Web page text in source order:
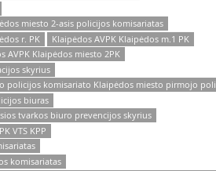
miesto 2-asis policijos komisariatas
r. PK
Klaipėdos AVPK Klaipėdos m.1 PK
AVPK Klaipėdos miesto 2PK
skyrius
policijos komisariato Klaipėdos miesto pirmojo
biuras
tvarkos biuro prevencijos skyrius
VTS KPP
komisariatas